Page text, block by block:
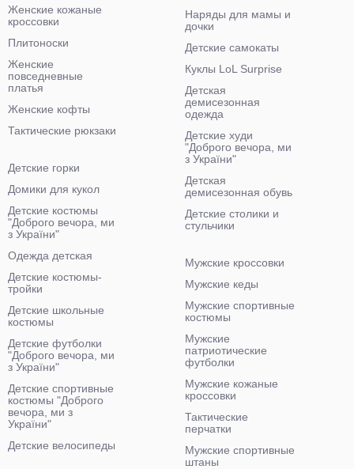
Женские кожаные
кроссовки
Плитоноски
Женские
повседневные
платья
Женские кофты
Тактические рюкзаки
Наряды для мамы и
дочки
Детские самокаты
Куклы LoL Surprise
Детская
демисезонная
одежда
Детские худи
"Доброго вечора, ми
з України"
Детская
демисезонная обувь
Детские столики и
стульчики
Детские горки
Домики для кукол
Детские костюмы
"Доброго вечора, ми
з України"
Одежда детская
Детские костюмы-
тройки
Детские школьные
костюмы
Детские футболки
"Доброго вечора, ми
з України"
Детские спортивные
костюмы "Доброго
вечора, ми з
України"
Детские велосипеды
Мужские кроссовки
Мужские кеды
Мужские спортивные
костюмы
Мужские
патриотические
футболки
Мужские кожаные
кроссовки
Тактические
перчатки
Мужские спортивные
штаны